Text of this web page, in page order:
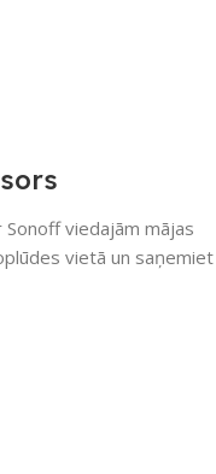
viedajām mājas
vietā un saņemiet